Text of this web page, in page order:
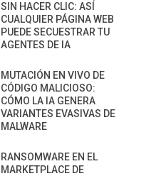
SIN HACER CLIC: ASÍ
CUALQUIER PÁGINA WEB
PUEDE SECUESTRAR TU
AGENTES DE IA
MUTACIÓN EN VIVO DE
CÓDIGO MALICIOSO:
CÓMO LA IA GENERA
VARIANTES EVASIVAS DE
MALWARE
RANSOMWARE EN EL
MARKETPLACE DE